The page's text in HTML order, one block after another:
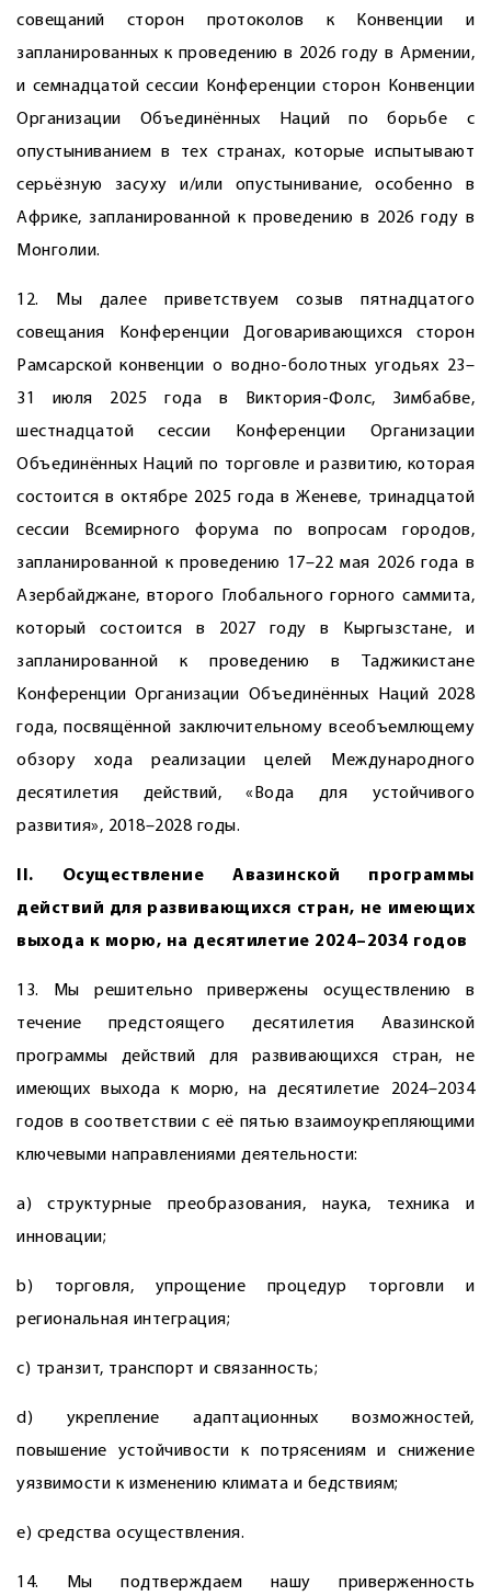
совещаний сторон протоколов к Конвенции и
запланированных к проведению в 2026 году в Армении,
и семнадцатой сессии Конференции сторон Конвенции
Организации Объединённых Наций по борьбе с
опустыниванием в тех странах, которые испытывают
серьёзную засуху и/или опустынивание, особенно в
Африке, запланированной к проведению в 2026 году в
Монголии.
12. Мы далее приветствуем созыв пятнадцатого
совещания Конференции Договаривающихся сторон
Рамсарской конвенции о водно-болотных угодьях 23–
31 июля 2025 года в Виктория-Фолс, Зимбабве,
шестнадцатой сессии Конференции Организации
Объединённых Наций по торговле и развитию, которая
состоится в октябре 2025 года в Женеве, тринадцатой
сессии Всемирного форума по вопросам городов,
запланированной к проведению 17–22 мая 2026 года в
Азербайджане, второго Глобального горного саммита,
который состоится в 2027 году в Кыргызстане, и
запланированной к проведению в Таджикистане
Конференции Организации Объединённых Наций 2028
года, посвящённой заключительному всеобъемлющему
обзору хода реализации целей Международного
десятилетия действий, «Вода для устойчивого
развития», 2018–2028 годы.
II. Осуществление Авазинской программы
действий для развивающихся стран, не имеющих
выхода к морю, на десятилетие 2024–2034 годов
13. Мы решительно привержены осуществлению в
течение предстоящего десятилетия Авазинской
программы действий для развивающихся стран, не
имеющих выхода к морю, на десятилетие 2024–2034
годов в соответствии с её пятью взаимоукрепляющими
ключевыми направлениями деятельности:
a) структурные преобразования, наука, техника и
инновации;
b) торговля, упрощение процедур торговли и
региональная интеграция;
c) транзит, транспорт и связанность;
d) укрепление адаптационных возможностей,
повышение устойчивости к потрясениям и снижение
уязвимости к изменению климата и бедствиям;
e) средства осуществления.
14. Мы подтверждаем нашу приверженность